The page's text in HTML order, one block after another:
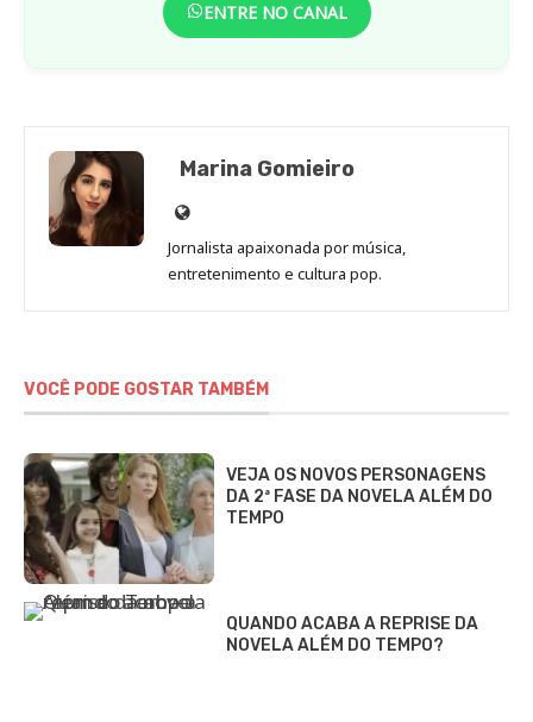
ENTRE NO CANAL
Marina Gomieiro
Site
de
Marina
Jornalista apaixonada por música,
entretenimento e cultura pop.
VOCÊ PODE GOSTAR TAMBÉM
VEJA OS NOVOS PERSONAGENS
DA 2ª FASE DA NOVELA ALÉM DO
TEMPO
QUANDO ACABA A REPRISE DA
NOVELA ALÉM DO TEMPO?